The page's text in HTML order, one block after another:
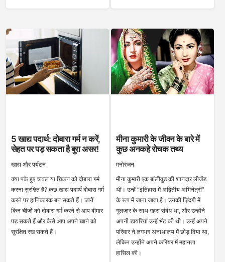
5 खाद्य पदार्थ: दोबारा गर्म न करें,
सेहत पर पड़ सकता है बुरा असर!
खाद्य और पर्यटन
क्या पके हुए चावल या चिकन को दोबारा गर्म
करना सुरक्षित है? कुछ खाद्य पदार्थ दोबारा गर्म
करने पर हानिकारक बन सकते हैं। जानें
किन चीजों को दोबारा गर्म करने से आप बीमार
पड़ सकते हैं और कैसे आप अपने खाने को
सुरक्षित रख सकते हैं।
मीना कुमारी के जीवन के बारे में
कुछ अनकहे रोचक तथ्य
मनोरंजन
मीना कुमारी एक बॉलीवुड की शानदार लीजेंड
थीं। उन्हें “इतिहास में अद्वितीय अभिनेत्री”
के रूप में जाना जाता है। उनकी ज़िंदगी में
गुलज़ार के साथ गहरा संबंध था, और उन्होंने
अपनी डायरियां उन्हें भेंट की थी। उन्हें अपने
परिवार ने लगभग अनाथालय में छोड़ दिया था,
लेकिन उन्होंने अपने करियर में महानता
हासिल की।